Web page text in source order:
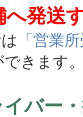
へ発送
「営業
きます
イバー